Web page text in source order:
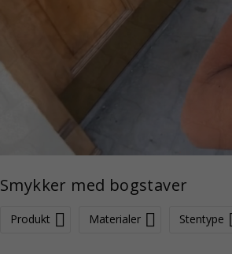
Smykker med bogstaver
Produkt Materialer Stentype